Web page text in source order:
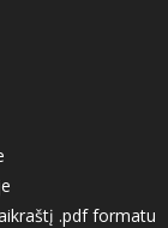
.pdf formatu